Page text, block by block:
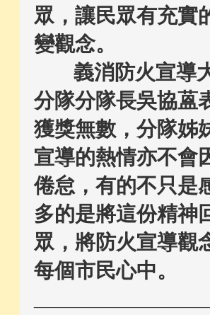
眾，讓民眾有充實
變觀念。
義消防火宣導
分隊分隊長吳協蒕
獲獎無數，分隊姊
宣導的熱情亦不會
倦怠，有的不只是
多的是將這份精神
眾，將防火宣導觀
每個市民心中。